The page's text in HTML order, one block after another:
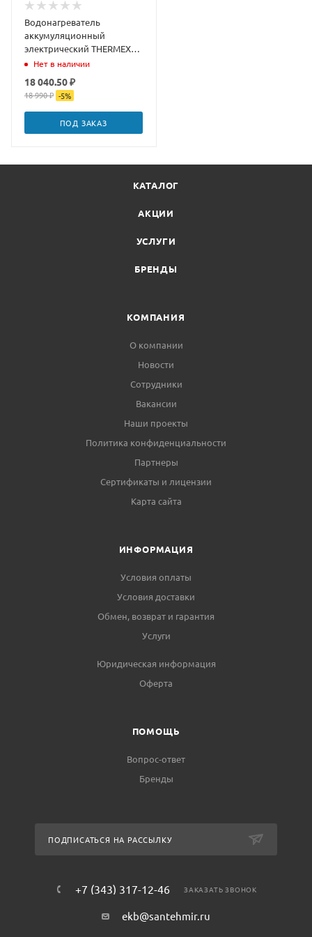
Водонагреватель
аккумуляционный
электрический THERMEX
Mirror 100 V
Нет в наличии
18 040.50 ₽
18 990 ₽ -5%
ПОД ЗАКАЗ
КАТАЛОГ
АКЦИИ
УСЛУГИ
БРЕНДЫ
КОМПАНИЯ
О компании
Новости
Сотрудники
Вакансии
Наши проекты
Политика конфиденциальности
Партнеры
Сертификаты и лицензии
Карта сайта
ИНФОРМАЦИЯ
Условия оплаты
Условия доставки
Обмен, возврат и гарантия
Услуги
Юридическая информация
Оферта
ПОМОЩЬ
Вопрос-ответ
Бренды
ПОДПИСАТЬСЯ НА РАССЫЛКУ
+7 (343) 317-12-46 ЗАКАЗАТЬ ЗВОНОК
ekb@santehmir.ru